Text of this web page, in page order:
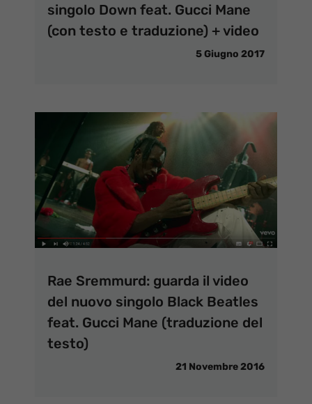
singolo Down feat. Gucci Mane
(con testo e traduzione) + video
5 Giugno 2017
Rae Sremmurd: guarda il video
del nuovo singolo Black Beatles
feat. Gucci Mane (traduzione del
testo)
21 Novembre 2016